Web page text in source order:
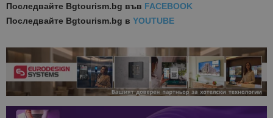
Последвайте Bgtourism.bg във FACEBOOK
Последвайте Bgtourism.bg в YOUTUBE